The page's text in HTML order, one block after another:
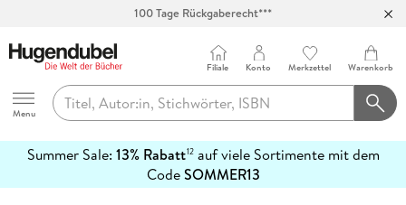
100 Tage Rückgaberecht***
Hugendubel
Menu
Filiale Konto Merkzettel Warenkorb
Summer Sale: 13% Rabatt12auf viele Sortimente mit dem
CodeSOMMER13
erfahren